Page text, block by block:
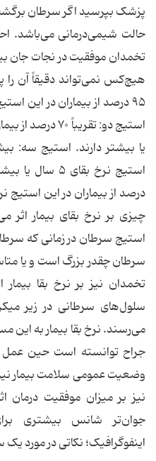
پزشک بپرسید اگر سرطان
حالت شیمی‌درمانی می‌باشد.
تخمدان موفقیت در نجات جان
هیچ‌کس نمی‌تواند دقیقاً آن
چیزی بر نرخ بقای بیمار اثر
استیج سرطان در زمانی که
سرطان چقدر بزرگ است و یا
تخمدان نیز بر نرخ بقا
سلول‌های سرطانی در زیر
می‌رسند. نرخ بقا بیمار به این
جراح توانسته است حین عمل
وضعیت عمومی سلامت بیمار نیز
نیز بر میزان موفقیت درمان
جوان‌تر شانس بیشتری
اینفوگرافیک؛ نکاتی در مورد یک